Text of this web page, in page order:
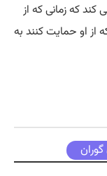
که زمانی که از
از او حمایت کنند به